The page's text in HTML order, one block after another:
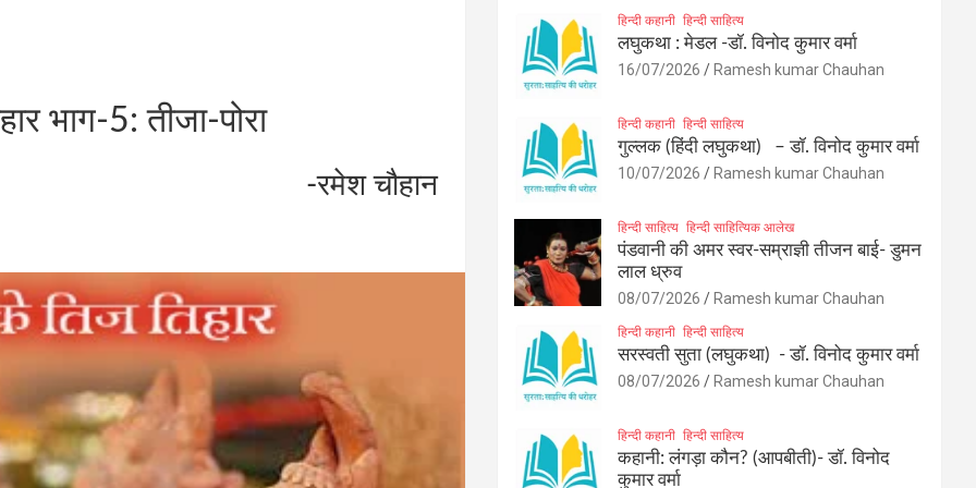
भाग-5: तीजा-पोरा
-रमेश चौहान
हिन्दी कहानी हिन्दी साहित्य
लघुकथा : मेडल -डॉ. विनोद कुमार वर्मा
16/07/2026 Ramesh kumar Chauhan
हिन्दी कहानी हिन्दी साहित्य
गुल्लक (हिंदी लघुकथा) – डॉ. विनोद कुमार वर्मा
10/07/2026 Ramesh kumar Chauhan
हिन्दी साहित्य हिन्दी साहित्यिक आलेख
पंडवानी की अमर स्वर-सम्राज्ञी तीजन बाई- डुमन
लाल ध्रुव
08/07/2026 Ramesh kumar Chauhan
हिन्दी कहानी हिन्दी साहित्य
सरस्वती सुता (लघुकथा) ​- डॉ. विनोद कुमार वर्मा
08/07/2026 Ramesh kumar Chauhan
हिन्दी कहानी हिन्दी साहित्य
कहानी: लंगड़ा कौन? (आपबीती)​- डॉ. विनोद
कुमार वर्मा